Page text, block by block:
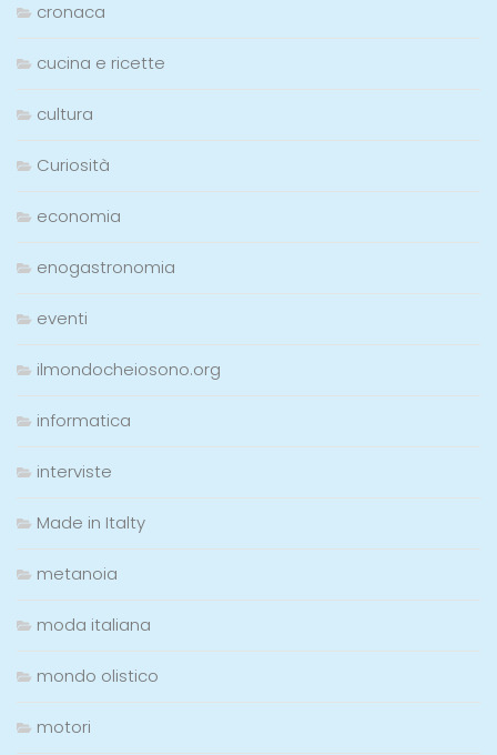
cronaca
cucina e ricette
cultura
Curiosità
economia
enogastronomia
eventi
ilmondocheiosono.org
informatica
interviste
Made in Italty
metanoia
moda italiana
mondo olistico
motori